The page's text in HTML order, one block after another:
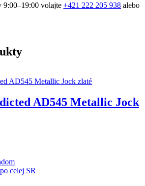
9:00–19:00 volajte +421 222 205 938 alebo
AD545 Metallic Jock
celej SR